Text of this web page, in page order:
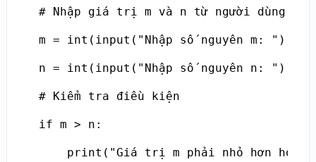
# Nhập giá trị m và n từ người dùng
m = int(input("Nhập số nguyên m: "))
n = int(input("Nhập số nguyên n: "))
# Kiểm tra điều kiện
if m > n:
print("Giá trị m phải nhỏ hơn hoặc